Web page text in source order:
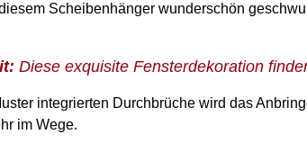
Scheibenhänger wunderschön
Diese exquisite Fensterdekoration
integrierten Durchbrüche wird das
im Wege.